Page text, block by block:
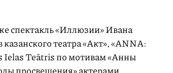
спектакль «Иллюзии» Ивана
театра «Акт», «АNNА:
Ielas Teātris по мотивам «Анны